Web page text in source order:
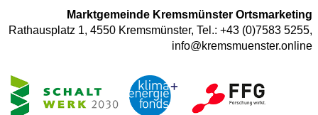
Marktgemeinde Kremsmünster Ortsmarketing
Rathausplatz 1, 4550 Kremsmünster, Tel.: +43 (0)7583 5255,
info@kremsmuenster.online